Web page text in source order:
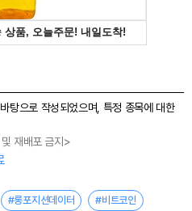
탕으로 작성되었으며, 특정 종목에 대한
재배포 금지>
#롱포지션데이터 #비트코인